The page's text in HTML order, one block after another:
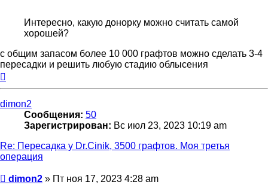
Интересно, какую донорку можно считать самой
хорошей?
с общим запасом более 10 000 графтов можно сделать 3-4
пересадки и решить любую стадию облысения
dimon2
Сообщения: 50
Зарегистрирован: Вс июл 23, 2023 10:19 am
Re: Пересадка у Dr.Cinik, 3500 графтов. Моя третья
операция
Сообщение
dimon2 » Пт ноя 17, 2023 4:28 am